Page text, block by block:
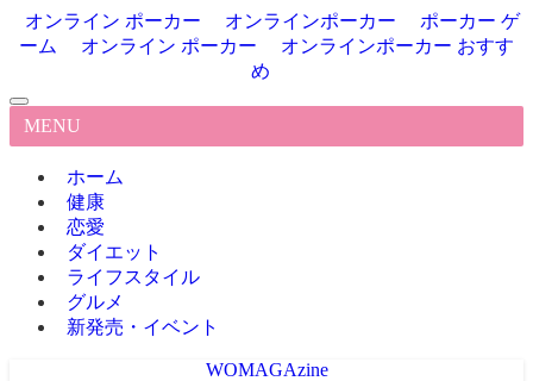
オンライン ポーカー オンラインポーカー
ポーカー ゲ
ーム
オンライン ポーカー
オンラインポーカー おすす
め
MENU
ホーム
健康
恋愛
ダイエット
ライフスタイル
グルメ
新発売・イベント
WOMAGAzine